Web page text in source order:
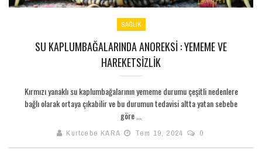
SAĞLIK
SU KAPLUMBAĞALARINDA ANOREKSI : YEMEME VE
HAREKETSIZLIK
Kırmızı yanaklı su kaplumbağalarının yememe durumu çeşitli nedenlere
bağlı olarak ortaya çıkabilir ve bu durumun tedavisi altta yatan sebebe
göre ...
Kurtcebe KARA Tem 19, 2024 0